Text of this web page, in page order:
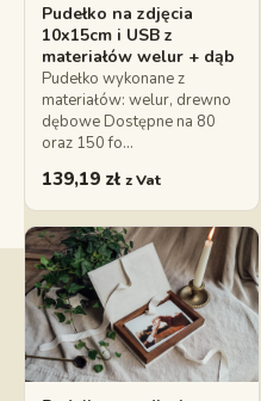
Pudełko na zdjęcia
10x15cm i USB z
materiałów welur + dąb
Pudełko wykonane z
materiałów: welur, drewno
dębowe Dostępne na 80
oraz 150 fo…
139,19 zł z Vat